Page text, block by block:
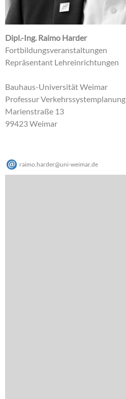
Dipl.-Ing. Raimo Harder
Fortbildungsveranstaltungen
Repräsentant Lehreinrichtungen
Bauhaus-Universität Weimar
Professur Verkehrssystemplanung
Marienstraße 13
99423 Weimar
raimo.harder@uni-weimar.de